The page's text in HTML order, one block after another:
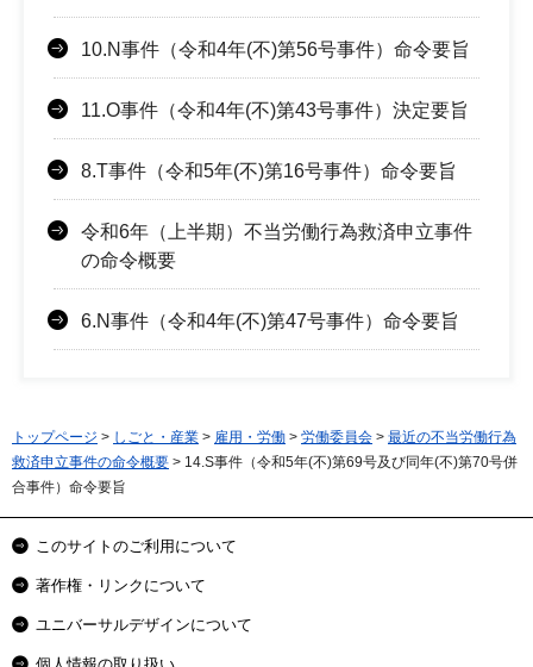
10.N事件（令和4年(不)第56号事件）命令要旨
11.O事件（令和4年(不)第43号事件）決定要旨
8.T事件（令和5年(不)第16号事件）命令要旨
令和6年（上半期）不当労働行為救済申立事件
の命令概要
6.N事件（令和4年(不)第47号事件）命令要旨
トップページ > しごと・産業 > 雇用・労働 > 労働委員会 > 最近の不当労働行為
救済申立事件の命令概要 > 14.S事件（令和5年(不)第69号及び同年(不)第70号併
合事件）命令要旨
このサイトのご利用について
著作権・リンクについて
ユニバーサルデザインについて